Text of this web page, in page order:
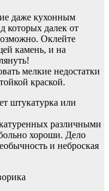
даже кухонным
которых далек от
Оклейте
камень, и на
мелкие недостатки
краской.
штукатурка или
различными
хороши. Дело
и неброская